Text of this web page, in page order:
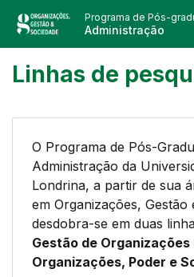
Programa de Pós-
Administração
Linhas de
O Programa de Pós-
Administração da
Londrina, a partir de sua
em Organizações, Gestão
desdobra-se em duas
Gestão de Organizações
Organizações, Poder e